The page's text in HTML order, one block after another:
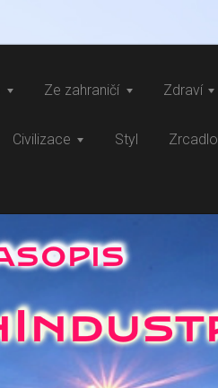
Ze zahraničí Zdraví
Civilizace Styl Zrcadlo